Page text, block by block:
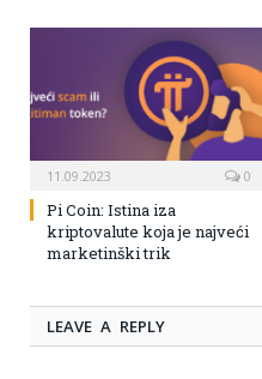
11.09.2023 0
Pi Coin: Istina iza
kriptovalute koja je najveći
marketinški trik
LEAVE A REPLY